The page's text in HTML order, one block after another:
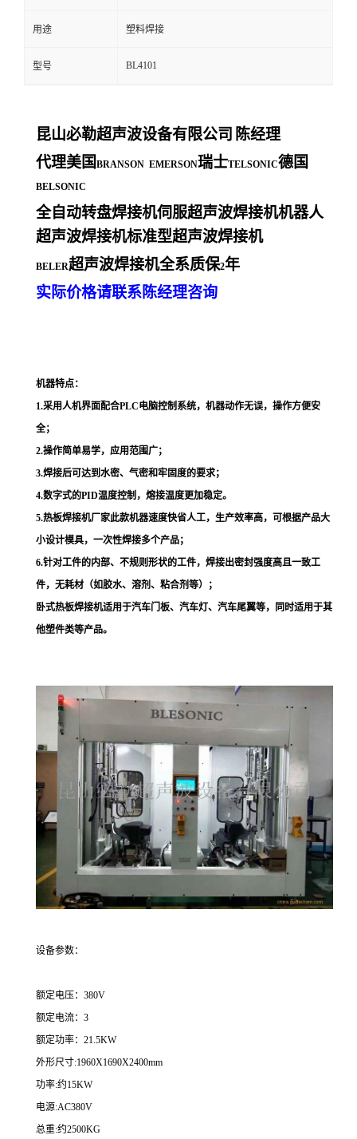
用途 塑料焊接
型号 BL4101
昆山必勒超声波设备有限公司 陈经理
代理美国 BRANSON EMERSON瑞士TELSONIC德国
BELSONIC
全自动转盘焊接机伺服超声波焊接机机器人
超声波焊接机标准型超声波焊接机
BELER超声波焊接机全系质保2年
实际价格请联系陈经理咨询
机器特点：
1.采用人机界面配合PLC电脑控制系统，机器动作无误，操作方便安
全；
2.操作简单易学，应用范围广；
3.焊接后可达到水密、气密和牢固度的要求；
4.数字式的PID温度控制，熔接温度更加稳定。
5.热板焊接机厂家此款机器速度快省人工，生产效率高，可根据产品大
小设计模具，一次性焊接多个产品；
6.针对工件的内部、不规则形状的工件，焊接出密封强度高且一致工
件，无耗材（如胶水、溶剂、粘合剂等）；
卧式热板焊接机适用于汽车门板、汽车灯、汽车尾翼等，同时适用于其
他塑件类等产品。
设备参数：
额定电压：380V
额定电流：3
额定功率：21.5KW
外形尺寸:1960X1690X2400mm
功率:约15KW
电源:AC380V
总重:约2500KG